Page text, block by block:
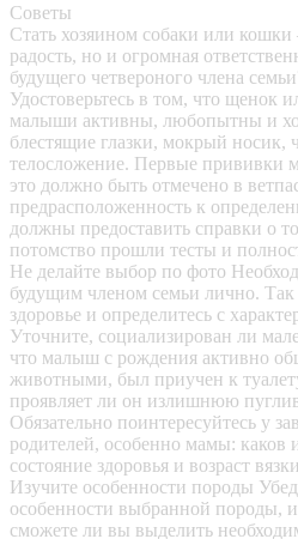
Советы
Стать хозяином собаки или кошки
радость, но и огромная
будущего четвероного члена
Удостоверьтесь в том, что щенок
малыши активны, любопытны и
блестящие глазки, мокрый носик,
телосложение. Первые прививки
это должно быть отмечено в
предрасположенность к
должны предоставить справки о
потомство прошли тесты и
Не делайте выбор по фото
будущим членом семьи лично. Так
здоровье и определитесь с
Уточните, социализирован ли
что малыш с рождения активно
животными, был приучен к
проявляет ли он излишнюю
Обязательно поинтересуйтесь у
родителей, особенно мамы: каков
состояние здоровья и возраст
Изучите особенности породы
особенности выбранной породы, и
сможете ли вы выделить